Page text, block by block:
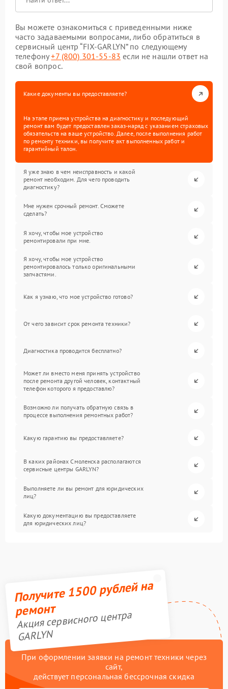
Вы можете ознакомиться с приведенными ниже
часто задаваемыми вопросами, либо обратиться в
сервисный центр “FIX-GARLYN” по следующему
телефону+7 (800) 301-55-83 если не нашли ответ на
свой вопрос.
Какие документы вы предоставляете?
На этапе приема устройства на диагностику и последующий
ремонт вам будет предоставлен заказ-наряд с указанием страховых
обязательств на ваше устройство. Далее, после выполнения работ
по ремонту техники, вы получите акт выполненных работ и
гарантийный талон.
Я уже знаю в чем неисправность и какой
ремонт необходим. Для чего проводить
диагностику?
Мне нужен срочный ремонт. Сможете
сделать?
Я хочу, чтобы мое устройство
ремонтировали при мне.
Я хочу, чтобы мое устройство
ремонтировалось только оригинальными
запчастями.
Как я узнаю, что мое устройство готово?
От чего зависит срок ремонта техники?
Диагностика проводится бесплатно?
Может ли вместо меня принять устройство
после ремонта другой человек, контактный
телефон которого я предоставлю?
Возможно ли получать обратную связь в
процессе выполнения ремонтных работ?
Какую гарантию вы предоставляете?
В каких районах Смоленска располагаются
сервисные центры GARLYN?
Выполняете ли вы ремонт для юридических
лиц?
Какую документацию вы предоставляете
для юридических лиц?
Получите 1500 рублей на
ремонт
Акция сервисного центра
GARLYN
При оформлении заявки на ремонт техники через
сайт,
действует персональная бессрочная скидка